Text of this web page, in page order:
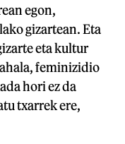
egon,
gizartean. Eta
eta kultur
feminizidio
hori ez da
txarrek ere,